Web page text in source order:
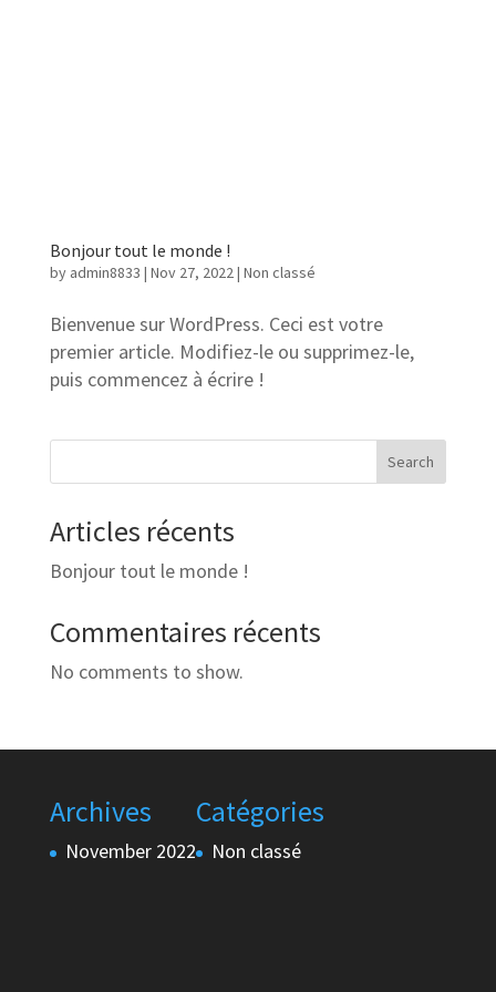
Bonjour tout le monde !
by admin8833 | Nov 27, 2022| Non classé
Bienvenue sur WordPress. Ceci est votre
premier article. Modifiez-le ou supprimez-le,
puis commencez à écrire !
Search
Articles récents
Bonjour tout le monde !
Commentaires récents
No comments to show.
Archives
November 2022
Catégories
Non classé